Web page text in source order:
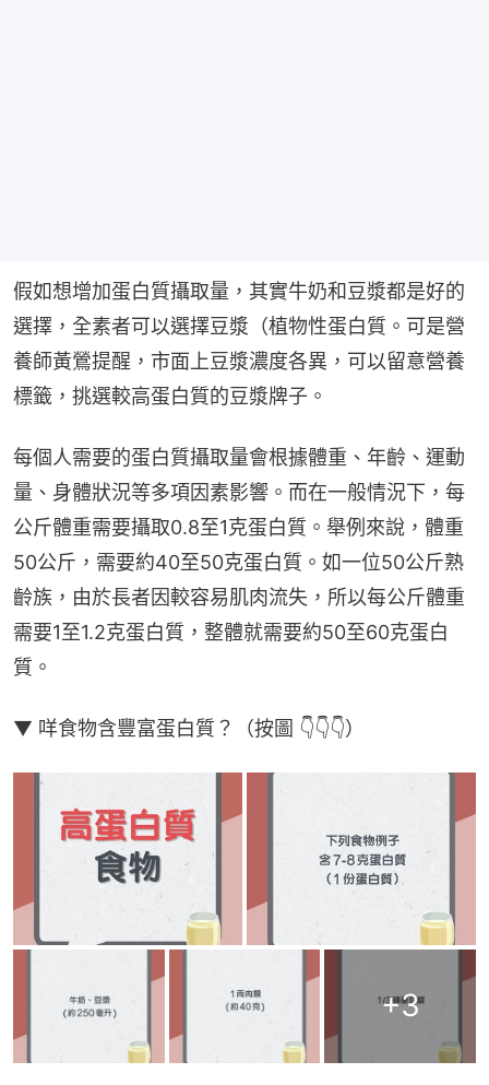
假如想增加蛋白質攝取量，其實牛奶和豆漿都是好的
選擇，全素者可以選擇豆漿（植物性蛋白質。可是營
養師黃鶯提醒，市面上豆漿濃度各異，可以留意營養
標籤，挑選較高蛋白質的豆漿牌子。
每個人需要的蛋白質攝取量會根據體重、年齡、運動
量、身體狀況等多項因素影響。而在一般情況下，每
公斤體重需要攝取0.8至1克蛋白質。舉例來說，體重
50公斤，需要約40至50克蛋白質。如一位50公斤熟
齡族，由於長者因較容易肌肉流失，所以每公斤體重
需要1至1.2克蛋白質，整體就需要約50至60克蛋白
質。
▼ 咩食物含豐富蛋白質？（按圖 👇👇👇）
+3